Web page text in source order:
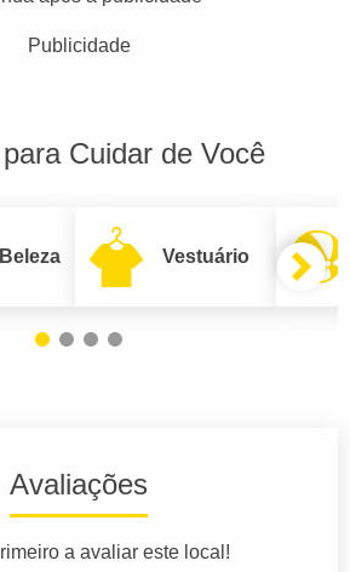
Publicidade
Cuidar de Você
Vestuário
Avaliações
a avaliar este local!